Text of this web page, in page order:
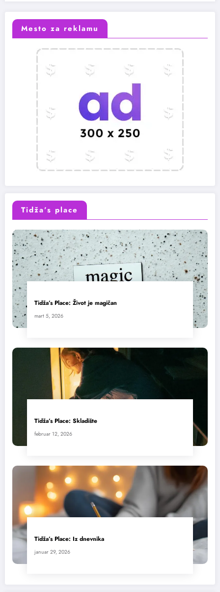
Mesto za reklamu
Tidža’s place
Tidža’s Place: Život je magičan
mart 5, 2026
Tidža’s Place: Skladište
februar 12, 2026
Tidža’s Place: Iz dnevnika
januar 29, 2026